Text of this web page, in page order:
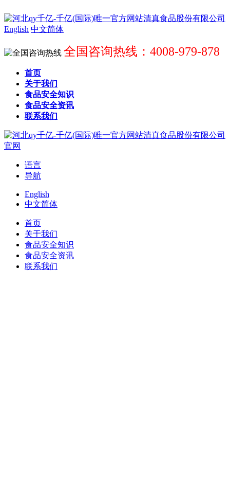
English 中文简体
全国咨询热线：4008-979-878
首页
关于我们
食品安全知识
食品安全资讯
联系我们
语言
导航
English
中文简体
首页
关于我们
食品安全知识
食品安全资讯
联系我们